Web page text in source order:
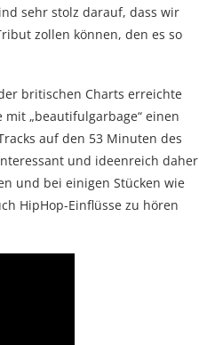
sehr stolz darauf, dass wir
zollen können, den es so
britischen Charts erreichte
„beautifulgarbage“ einen
auf den 53 Minuten des
und ideenreich daher
und bei einigen Stücken wie
HipHop-Einflüsse zu hören